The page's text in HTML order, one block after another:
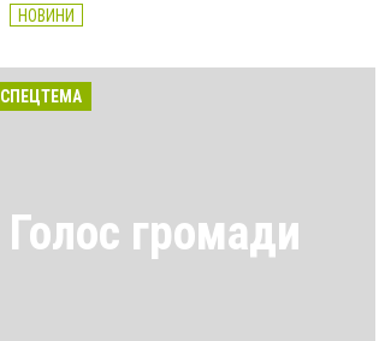
НОВИНИ
СПЕЦТЕМА
Голос громади